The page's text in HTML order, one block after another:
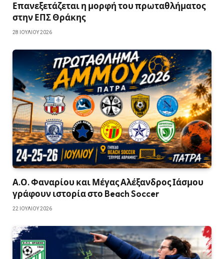
Επανεξετάζεται η μορφή του πρωταθλήματος
στην ΕΠΣ Θράκης
28 ΙΟΥΛΊΟΥ 2026
Α.Ο. Φαναρίου και Μέγας Αλέξανδρος Ιάσμου
γράφουν ιστορία στο Beach Soccer
22 ΙΟΥΛΊΟΥ 2026